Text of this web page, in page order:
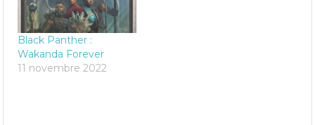
Black Panther :
Wakanda Forever
11 novembre 2022